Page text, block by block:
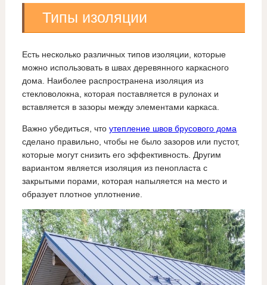
Типы изоляции
Есть несколько различных типов изоляции, которые
можно использовать в швах деревянного каркасного
дома. Наиболее распространена изоляция из
стекловолокна, которая поставляется в рулонах и
вставляется в зазоры между элементами каркаса.
Важно убедиться, что утепление швов брусового дома
сделано правильно, чтобы не было зазоров или пустот,
которые могут снизить его эффективность. Другим
вариантом является изоляция из пенопласта с
закрытыми порами, которая напыляется на место и
образует плотное уплотнение.